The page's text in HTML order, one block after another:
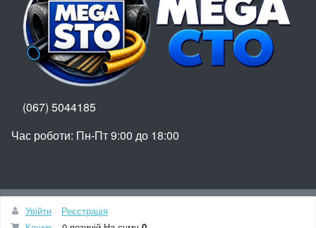
(067) 5044185
Час роботи: Пн-Пт 9:00 до 18:00
ВгоруУвійти
Реєстрація